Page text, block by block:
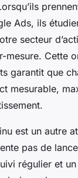
Ads, ils
secteur
mesure. Cette
garantit que
mesurable,
est un autre
pas de
régulier et